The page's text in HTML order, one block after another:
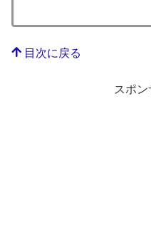
目次に戻る
スポ